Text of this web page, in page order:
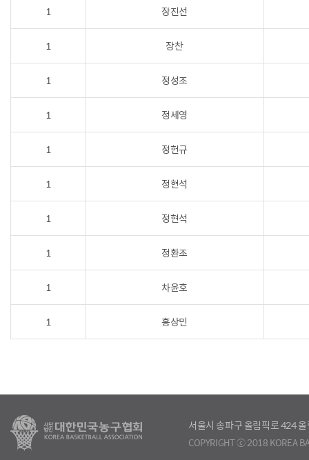
1 장진선
1 장찬
1 정성조
1 정세영
1 정헌규
1 정현석
1 정현석
1 정환조
1 차윤호
1 홍상민
서울시 송파구 올림픽로 424
COPYRIGHT ⓒ 2018 KOREA